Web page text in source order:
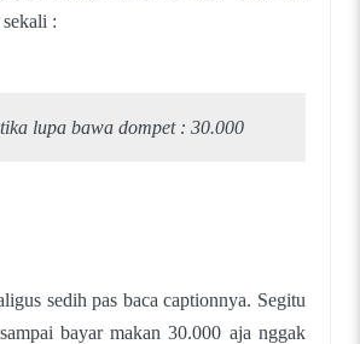
:
lupa bawa dompet : 30.000
sedih pas baca captionnya. Segitu
bayar makan 30.000 aja nggak